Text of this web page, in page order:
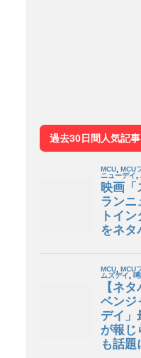
過去30日間人気記事